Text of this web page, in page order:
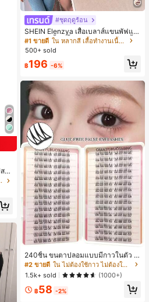
ม
หม
เ
รู
นเ
รศัพท์แฟชั่น
#ชุดฤดูร้อน
SHEIN Elenzya เสื้อเบลาส์แขนพัฟแต่
งระบายสีพื้นสีน้ำเงินสำหรับผู้หญิง, เสื้อ
ครอปเข้ารูปผูกโบว์คอวีตัดกันสำหรับฤ
#1 ขายดี
ใน หลากสี เสื้อทำงานเนื้อผ้านุ่ม
500+ sold
฿196 -6%
240ชิ้น ขนตาปลอมแบบมีกาวในตัว C
-Curl, ธรรมชาติ สำหรับใช้ในชีวิตประ
จำวันและโอกาสพิเศษ, เหมาะสำหรับผู้เ
ริ่มต้น DIY, ไม่เสียหาย ใช้งานง่าย, ติด
ทนนาน เหมาะสำหรับงานปาร์ตี้, ถ่ายภ
าพ, เวที, ขนตาปลอมเนื้อนุ่ม
#2 ขายดี
ใน ไม่ต้องใช้กาว ไม่ต้องใช้น้ำยาถอด ขนตาแต่ละเส้น
1.5k+ sold
(1000+)
฿58 -2%